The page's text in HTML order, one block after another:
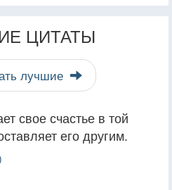
ЦИТАТЫ
лучшие
свое счастье в той
его другим.